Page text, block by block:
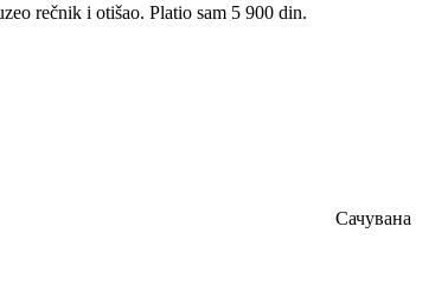
rečnik i otišao. Platio sam 5 900 din.
Сачувана